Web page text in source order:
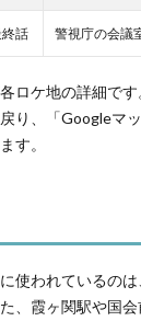
話 警視庁の会議
ロケ地の詳細で
り、「Googleマ
す。
使われているのは
、霞ヶ関駅や国